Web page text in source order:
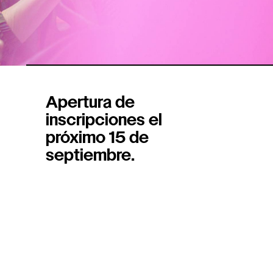
Apertura de
inscripciones el
próximo 15 de
septiembre.